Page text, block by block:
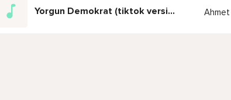
Yorgun Demokrat (tiktok version) Ahmet